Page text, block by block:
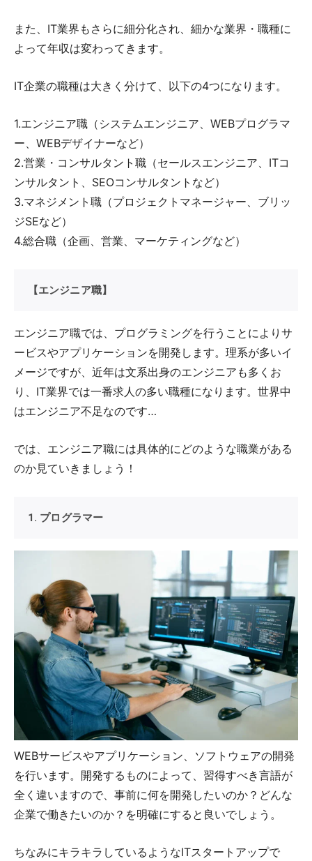
また、IT業界もさらに細分化され、細かな業界・職種に
よって年収は変わってきます。
IT企業の職種は大きく分けて、以下の4つになります。
1.エンジニア職（システムエンジニア、WEBプログラマ
ー、WEBデザイナーなど）
2.営業・コンサルタント職（セールスエンジニア、ITコ
ンサルタント、SEOコンサルタントなど）
3.マネジメント職（プロジェクトマネージャー、ブリッ
ジSEなど）
4.総合職（企画、営業、マーケティングなど）
【エンジニア職】
エンジニア職では、プログラミングを行うことによりサ
ービスやアプリケーションを開発します。理系が多いイ
メージですが、近年は文系出身のエンジニアも多くお
り、IT業界では一番求人の多い職種になります。世界中
はエンジニア不足なのです…
では、エンジニア職には具体的にどのような職業がある
のか見ていきましょう！
1. プログラマー
WEBサービスやアプリケーション、ソフトウェアの開発
を行います。開発するものによって、習得すべき言語が
全く違いますので、事前に何を開発したいのか？どんな
企業で働きたいのか？を明確にすると良いでしょう。
ちなみにキラキラしているようなITスタートアップで